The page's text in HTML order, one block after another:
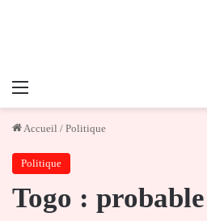
Menu
Accueil / Politique
Politique
Togo :